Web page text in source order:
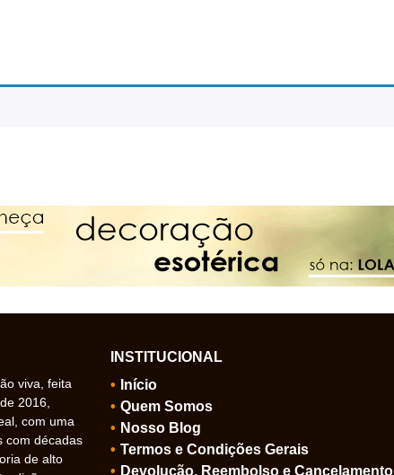
viva, feita
2016,
com uma
com décadas
de alto
INSTITUCIONAL
Início
Quem Somos
Nosso Blog
Termos e Condições Gerais
Devolução, Reembolso e Cancelamento